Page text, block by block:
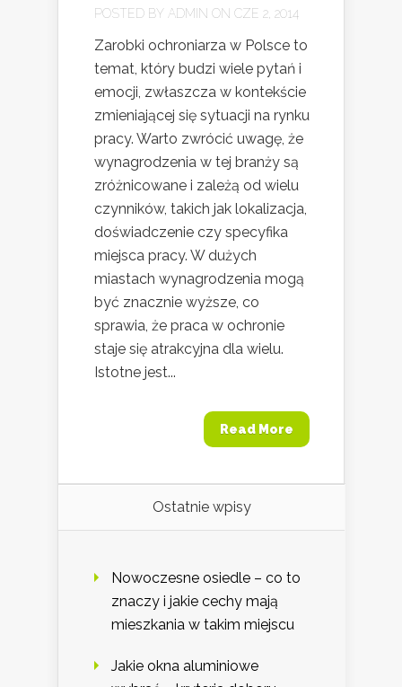
POSTED BY ADMIN ON CZE 2, 2014
Zarobki ochroniarza w Polsce to
temat, który budzi wiele pytań i
emocji, zwłaszcza w kontekście
zmieniającej się sytuacji na rynku
pracy. Warto zwrócić uwagę, że
wynagrodzenia w tej branży są
zróżnicowane i zależą od wielu
czynników, takich jak lokalizacja,
doświadczenie czy specyfika
miejsca pracy. W dużych
miastach wynagrodzenia mogą
być znacznie wyższe, co
sprawia, że praca w ochronie
staje się atrakcyjna dla wielu.
Istotne jest...
Read More
Ostatnie wpisy
Nowoczesne osiedle – co to
znaczy i jakie cechy mają
mieszkania w takim miejscu
Jakie okna aluminiowe